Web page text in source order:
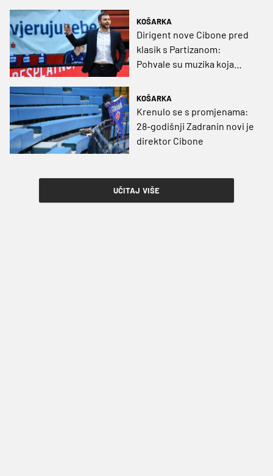
KOŠARKA
Dirigent nove Cibone pred
klasik s Partizanom:
Pohvale su muzika koja
KOŠARKA
Krenulo se s promjenama:
28-godišnji Zadranin novi je
direktor Cibone
UČITAJ VIŠE